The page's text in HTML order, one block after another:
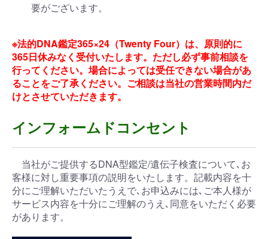
要がございます。
※法的DNA鑑定365×24（Twenty Four）は、原則的に
365日休みなく受付いたします。ただし必ず事前相談を
行ってください。場合によっては受任できない場合があ
ることをご了承ください。ご相談は当社の営業時間内だ
けとさせていただきます。
インフォームドコンセント
当社がご提供するDNA型鑑定/遺伝子検査について､お
客様に対し重要事項の説明をいたします。記載内容を十
分にご理解いただいたうえで､お申込みには､ご本人様が
サービス内容を十分にご理解のうえ､同意をいただく必要
があります。